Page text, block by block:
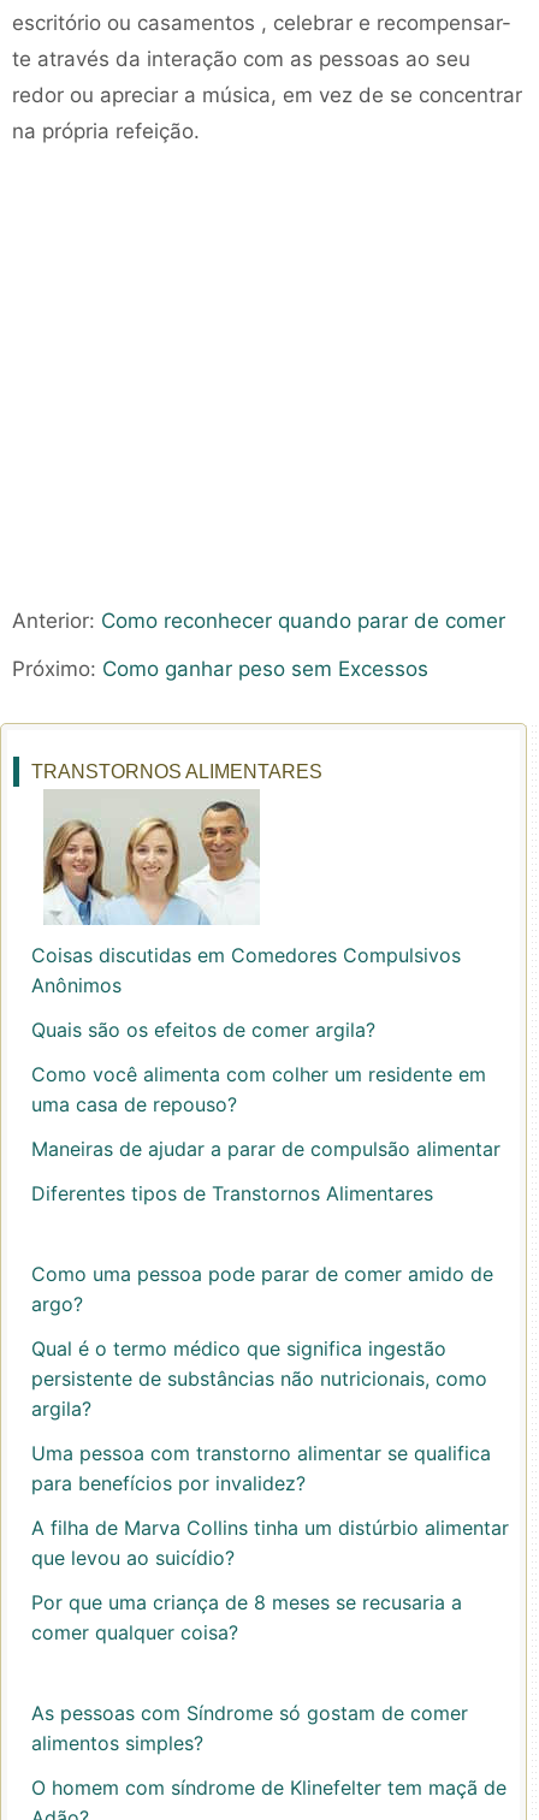
escritório ou casamentos , celebrar e recompensar-
te através da interação com as pessoas ao seu
redor ou apreciar a música, em vez de se concentrar
na própria refeição.
Anterior: Como reconhecer quando parar de comer
Próximo: Como ganhar peso sem Excessos
TRANSTORNOS ALIMENTARES
Coisas discutidas em Comedores Compulsivos
Anônimos
Quais são os efeitos de comer argila?
Como você alimenta com colher um residente em
uma casa de repouso?
Maneiras de ajudar a parar de compulsão alimentar
Diferentes tipos de Transtornos Alimentares
Como uma pessoa pode parar de comer amido de
argo?
Qual é o termo médico que significa ingestão
persistente de substâncias não nutricionais, como
argila?
Uma pessoa com transtorno alimentar se qualifica
para benefícios por invalidez?
A filha de Marva Collins tinha um distúrbio alimentar
que levou ao suicídio?
Por que uma criança de 8 meses se recusaria a
comer qualquer coisa?
As pessoas com Síndrome só gostam de comer
alimentos simples?
O homem com síndrome de Klinefelter tem maçã de